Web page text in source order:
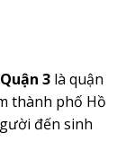
Quận 3 là quận
thành phố Hồ
đến sinh